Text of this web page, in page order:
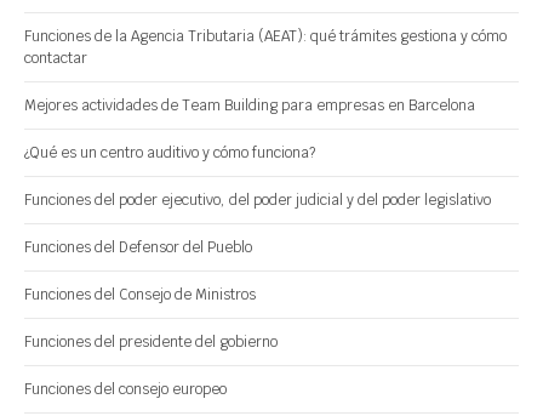
Funciones de la Agencia Tributaria (AEAT): qué trámites gestiona y cómo
contactar
Mejores actividades de Team Building para empresas en Barcelona
¿Qué es un centro auditivo y cómo funciona?
Funciones del poder ejecutivo, del poder judicial y del poder legislativo
Funciones del Defensor del Pueblo
Funciones del Consejo de Ministros
Funciones del presidente del gobierno
Funciones del consejo europeo